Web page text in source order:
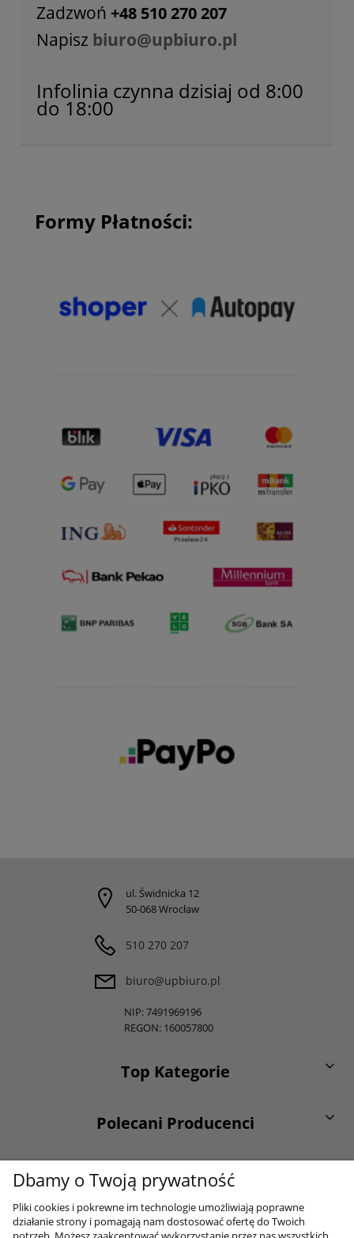
Zadzwoń +48 510 270 207
Napisz biuro@upbiuro.pl
Infolinia czynna dzisiaj od 8:00
do 18:00
Formy Płatności:
ul. Świdnicka 12
50-068 Wrocław
510 270 207
biuro@upbiuro.pl
NIP: 7491969196
REGON: 160057800
Top Kategorie
Polecani Producenci
O firmie
Moje konto
Dbamy o Twoją prywatność
Pliki cookies i pokrewne im technologie umożliwiają poprawne
działanie strony i pomagają nam dostosować ofertę do Twoich